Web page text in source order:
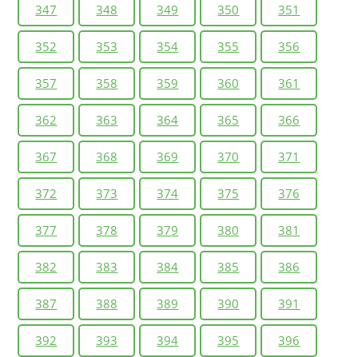
347 348 349 350 351
352 353 354 355 356
357 358 359 360 361
362 363 364 365 366
367 368 369 370 371
372 373 374 375 376
377 378 379 380 381
382 383 384 385 386
387 388 389 390 391
392 393 394 395 396